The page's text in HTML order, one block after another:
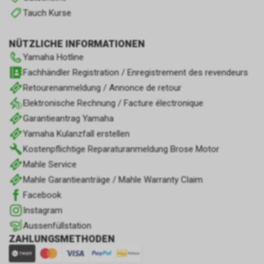
Tauch Kurse
NÜTZLICHE INFORMATIONEN
Yamaha Hotline
Fachhändler Registration / Enregistrement des revendeurs
Retourenanmeldung / Annonce de retour
Elektronische Rechnung / Facture électronique
Garantieantrag Yamaha
Yamaha Kulanzfall erstellen
Kostenpflichtige Reparaturanmeldung Brose Motor
Mahle Service
Mahle Garantieanträge / Mahle Warranty Claim
Facebook
Instagram
Aussenfüllstation
ZAHLUNGSMETHODEN